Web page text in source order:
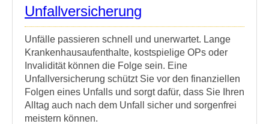
Unfallversicherung
Unfälle passieren schnell und unerwartet. Lange
Krankenhausaufenthalte, kostspielige OPs oder
Invalidität können die Folge sein. Eine
Unfallversicherung schützt Sie vor den finanziellen
Folgen eines Unfalls und sorgt dafür, dass Sie Ihren
Alltag auch nach dem Unfall sicher und sorgenfrei
meistern können.